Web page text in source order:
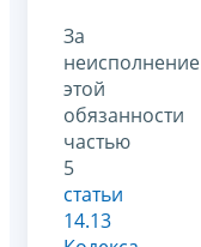
За
неисполнение
этой
обязанности
частью
5
статьи
14.13